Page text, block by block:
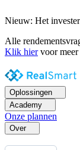
Nieuw: Het
Alle
Klik hiervoor meer
Oplossingen
Academy
Onze plannen
Over